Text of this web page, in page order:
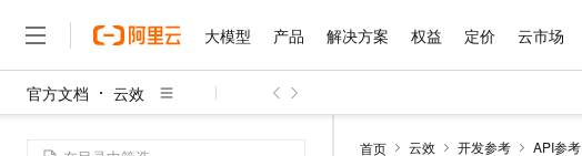
大模型 产品 解决方案 权益 定价 云市场
官方文档 云效
首页 云效 开发参考 API参考
大模型
千问AI平台
产品 精选产品
解决方案 精选解决方案
权益 普惠上云
定价 产品定价
云市场 精选商城
伙伴 成为销售伙伴
服务 售前咨询
了解阿里云 为什么选择阿里云